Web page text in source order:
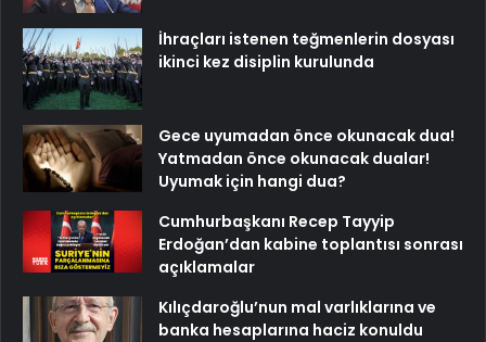
İhraçları istenen teğmenlerin dosyası
ikinci kez disiplin kurulunda
Gece uyumadan önce okunacak dua!
Yatmadan önce okunacak dualar!
Uyumak için hangi dua?
Cumhurbaşkanı Recep Tayyip
Erdoğan’dan kabine toplantısı sonrası
açıklamalar
Kılıçdaroğlu’nun mal varlıklarına ve
banka hesaplarına haciz konuldu